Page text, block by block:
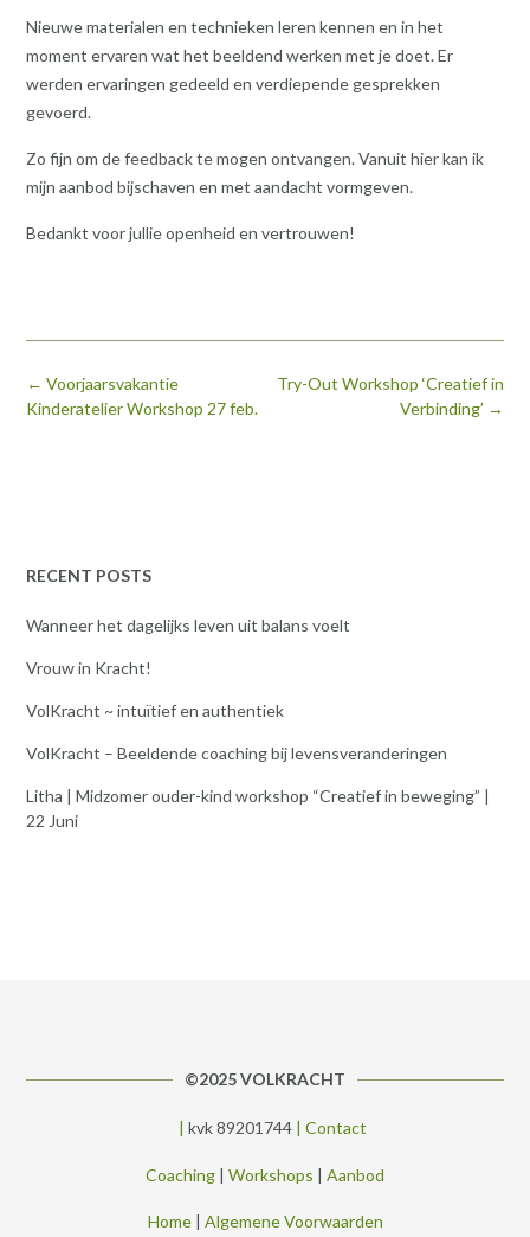
Nieuwe materialen en technieken leren kennen en in het
moment ervaren wat het beeldend werken met je doet. Er
werden ervaringen gedeeld en verdiepende gesprekken
gevoerd.
Zo fijn om de feedback te mogen ontvangen. Vanuit hier kan ik
mijn aanbod bijschaven en met aandacht vormgeven.
Bedankt voor jullie openheid en vertrouwen!
Bericht
navigatie
Try-Out Workshop ‘Creatief in
Verbinding’ →
← Voorjaarsvakantie
Kinderatelier Workshop 27 feb.
RECENT POSTS
Wanneer het dagelijks leven uit balans voelt
Vrouw in Kracht!
VolKracht ~ intuïtief en authentiek
VolKracht – Beeldende coaching bij levensveranderingen
Litha | Midzomer ouder-kind workshop “Creatief in beweging” |
22 Juni
©2025 VOLKRACHT
| kvk 89201744 | Contact
Coaching | Workshops | Aanbod
Home| Algemene Voorwaarden